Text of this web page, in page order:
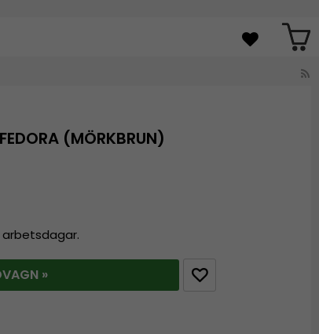
(MÖRKBRUN)
arbetsdagar.
»